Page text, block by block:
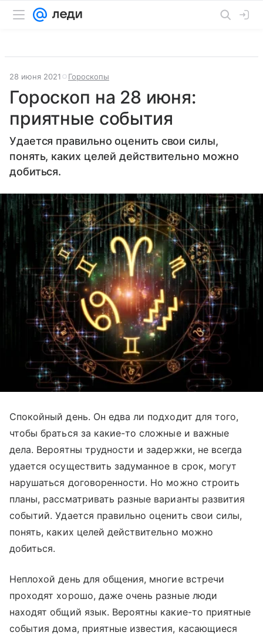
28 июня 2021 Гороскопы
Гороскоп на 28 июня:
приятные события
Удается правильно оценить свои силы,
понять, каких целей действительно можно
добиться.
Спокойный день. Он едва ли подходит для того,
чтобы браться за какие-то сложные и важные
дела. Вероятны трудности и задержки, не всегда
удается осуществить задуманное в срок, могут
нарушаться договоренности. Но можно строить
планы, рассматривать разные варианты развития
событий. Удается правильно оценить свои силы,
понять, каких целей действительно можно
добиться.
Неплохой день для общения, многие встречи
проходят хорошо, даже очень разные люди
находят общий язык. Вероятны какие-то приятные
события дома, приятные известия, касающиеся